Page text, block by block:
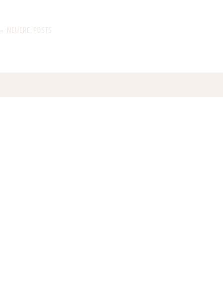
« NEUERE POSTS